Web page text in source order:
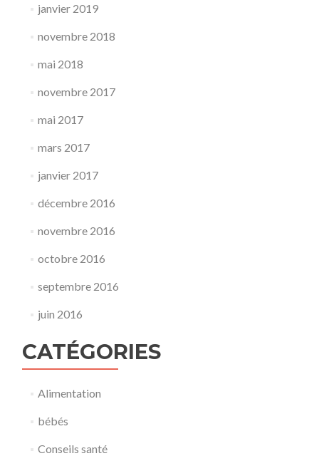
janvier 2019
novembre 2018
mai 2018
novembre 2017
mai 2017
mars 2017
janvier 2017
décembre 2016
novembre 2016
octobre 2016
septembre 2016
juin 2016
CATÉGORIES
Alimentation
bébés
Conseils santé